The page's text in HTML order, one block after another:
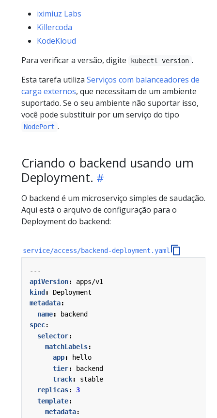
iximiuz Labs
Killercoda
KodeKloud
Para verificar a versão, digite
kubectl version .
Esta tarefa utiliza Serviços com balanceadores de
carga externos, que necessitam de um ambiente
suportado. Se o seu ambiente não suportar isso,
você pode substituir por um serviço do tipo
NodePort .
Criando o backend usando um
Deployment.
O backend é um microserviço simples de saudação.
Aqui está o arquivo de configuração para o
Deployment do backend:
service/access/backend-deployment.yaml
---
apiVersion:
apps/v1
kind :
Deployment
metadata:
name:
backend
spec:
selector:
matchLabels:
app:
hello
tier:
backend
track:
stable
replicas:
3
template:
metadata: